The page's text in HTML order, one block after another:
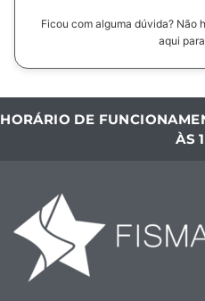
Ficou com alguma dúvida? Não
aqui
HORÁRIO DE
ÀS